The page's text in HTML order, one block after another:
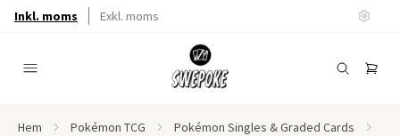
Inkl. moms Exkl. moms
Hem Pokémon TCG
Pokémon Singles & Graded Cards